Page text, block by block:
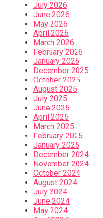
July 2026
June 2026
May 2026
April 2026
March 2026
February 2026
January 2026
December 2025
October 2025
August 2025
July 2025
June 2025
April 2025
March 2025
February 2025
January 2025
December 2024
November 2024
October 2024
August 2024
July 2024
June 2024
May 2024